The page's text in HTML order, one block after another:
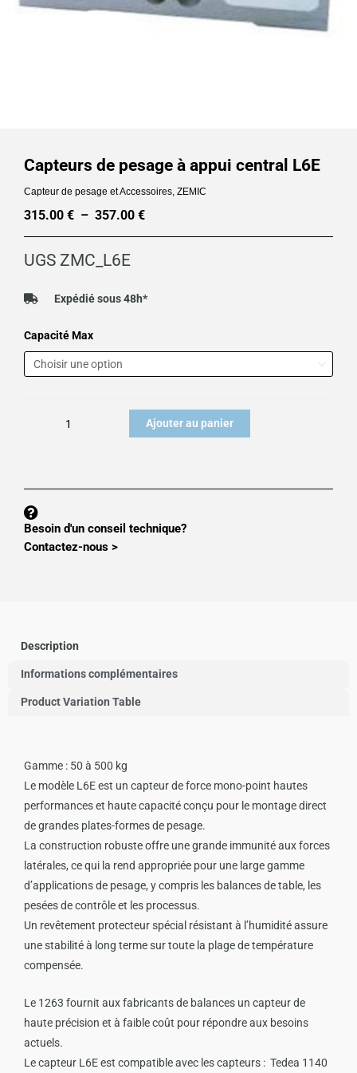
Capteurs de pesage à appui central L6E
Capteur de pesage et Accessoires, ZEMIC
315.00 € – 357.00 €
Plage
315.00 €
UGS ZMC_L6E
Expédié sous 48h*
Capacité Max
quantité
de
Capteurs
L6E
Ajouter au panier
Besoin d'un conseil technique?
Contactez-nous >
Description
Informations complémentaires
Product Variation Table
Gamme : 50 à 500 kg
Le modèle L6E est un capteur de force mono-point hautes
performances et haute capacité conçu pour le montage direct
de grandes plates-formes de pesage.
La construction robuste offre une grande immunité aux forces
latérales, ce qui la rend appropriée pour une large gamme
d’applications de pesage, y compris les balances de table, les
pesées de contrôle et les processus.
Un revêtement protecteur spécial résistant à l’humidité assure
une stabilité à long terme sur toute la plage de température
compensée.
Le 1263 fournit aux fabricants de balances un capteur de
haute précision et à faible coût pour répondre aux besoins
actuels.
Le capteur L6Eest compatible avec les capteurs : Tedea 1140